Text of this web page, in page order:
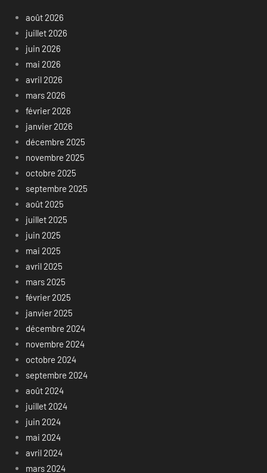
août 2026
juillet 2026
juin 2026
mai 2026
avril 2026
mars 2026
février 2026
janvier 2026
décembre 2025
novembre 2025
octobre 2025
septembre 2025
août 2025
juillet 2025
juin 2025
mai 2025
avril 2025
mars 2025
février 2025
janvier 2025
décembre 2024
novembre 2024
octobre 2024
septembre 2024
août 2024
juillet 2024
juin 2024
mai 2024
avril 2024
mars 2024